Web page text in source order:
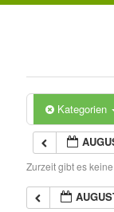
Kategorien
Zurzeit gibt es